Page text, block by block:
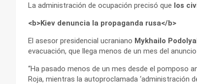
La administración de ocupación precisó que los
<b>Kiev denuncia la propaganda rusa</b>
El asesor presidencial ucraniano Mykhailo
evacuación, que llega menos de un mes del
“Ha pasado menos de un mes desde el pomposo
Roja, mientras la autoproclamada ‘administración